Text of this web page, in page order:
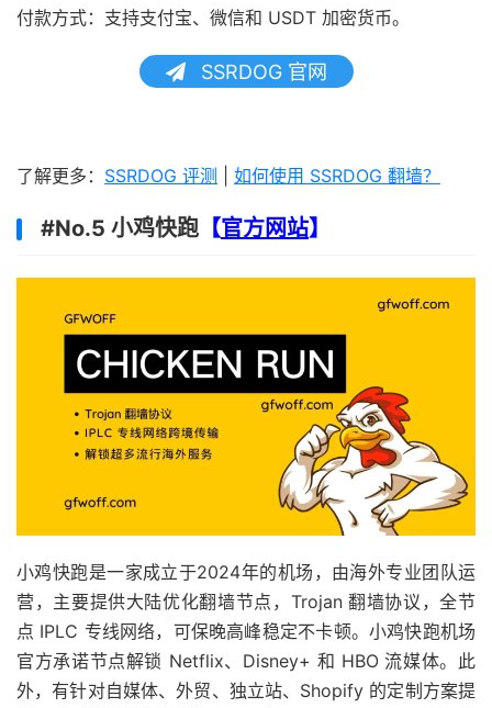
付款方式：支持支付宝、微信和 USDT 加密货币。
SSRDOG 官网
了解更多： SSRDOG 评测 如何使用 SSRDOG 翻墙？
#No.5 小鸡快跑 【官方网站】
小鸡快跑是一家成立于2024年的机场，由海外专业团队运
营，主要提供大陆优化翻墙节点，Trojan 翻墙协议，全节
点 IPLC 专线网络，可保晚高峰稳定不卡顿。小鸡快跑机场
官方承诺节点解锁 Netflix、Disney+ 和 HBO 流媒体。此
外，有针对自媒体、外贸、独立站、Shopify 的定制方案提